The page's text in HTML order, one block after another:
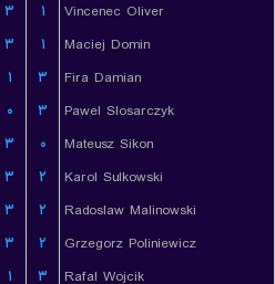
۳ ۱
Vincenec Oliver
۳ ۱
Maciej Domin
۱ ۳
Fira Damian
۰ ۳
Pawel Slosarczyk
۳ ۰
Mateusz Sikon
۳ ۲
Karol Sulkowski
۳ ۲
Radoslaw Malinowski
۳ ۲
Grzegorz Poliniewicz
۱ ۳
Rafal Wojcik